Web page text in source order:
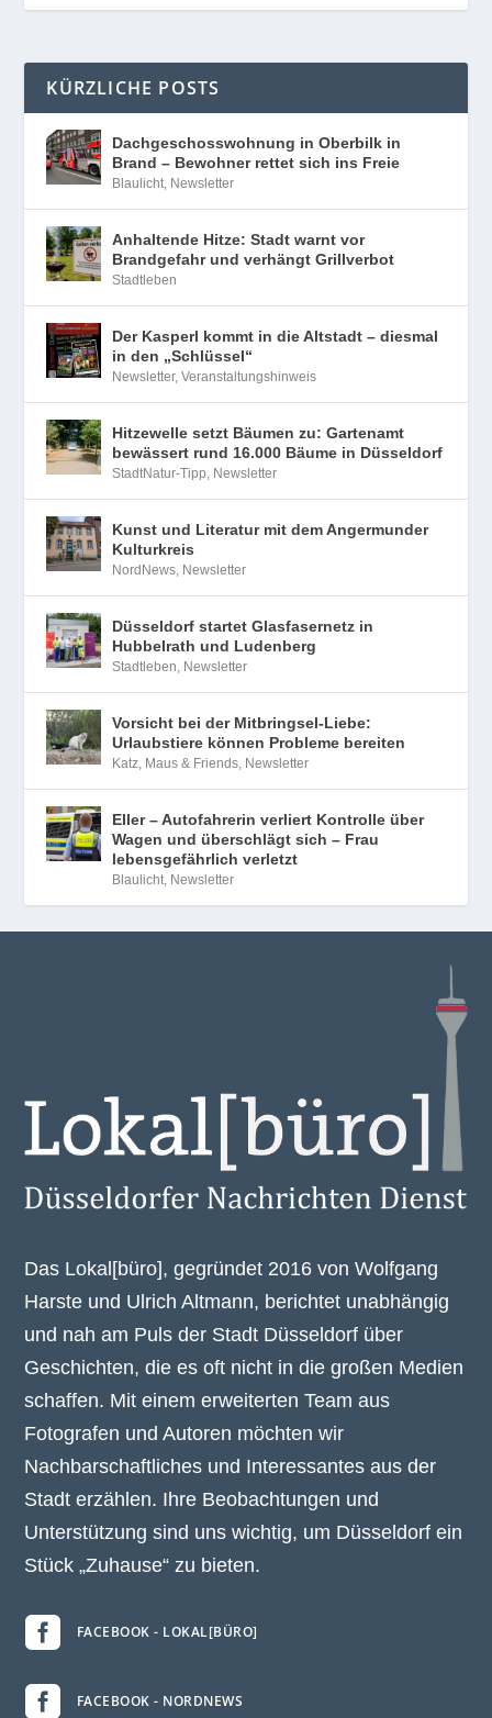
KÜRZLICHE POSTS
Dachgeschosswohnung in Oberbilk in
Brand – Bewohner rettet sich ins Freie
Blaulicht, Newsletter
Anhaltende Hitze: Stadt warnt vor
Brandgefahr und verhängt Grillverbot
Stadtleben
Der Kasperl kommt in die Altstadt – diesmal
in den „Schlüssel“
Newsletter,Veranstaltungshinweis
Hitzewelle setzt Bäumen zu: Gartenamt
bewässert rund 16.000 Bäume in Düsseldorf
StadtNatur-Tipp, Newsletter
Kunst und Literatur mit dem Angermunder
Kulturkreis
NordNews, Newsletter
Düsseldorf startet Glasfasernetz in
Hubbelrath und Ludenberg
Stadtleben, Newsletter
Vorsicht bei der Mitbringsel-Liebe:
Urlaubstiere können Probleme bereiten
Katz, Maus & Friends, Newsletter
Eller – Autofahrerin verliert Kontrolle über
Wagen und überschlägt sich – Frau
lebensgefährlich verletzt
Blaulicht, Newsletter
Das Lokal[büro], gegründet 2016 von Wolfgang
Harste und Ulrich Altmann, berichtet unabhängig
und nah am Puls der Stadt Düsseldorf über
Geschichten, die es oft nicht in die großen Medien
schaffen. Mit einem erweiterten Team aus
Fotografen und Autoren möchten wir
Nachbarschaftliches und Interessantes aus der
Stadt erzählen. Ihre Beobachtungen und
Unterstützung sind uns wichtig, um Düsseldorf ein
Stück „Zuhause“ zu bieten.
 FACEBOOK - LOKAL[BÜRO]
 FACEBOOK - NORDNEWS